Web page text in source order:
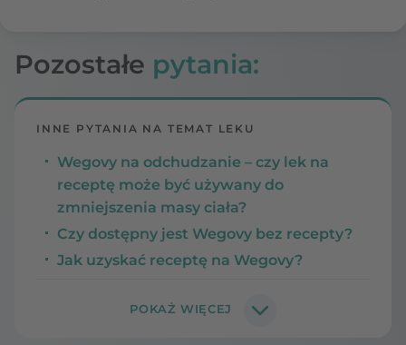
Pozostałe pytania:
INNE PYTANIA NA TEMAT LEKU
Wegovy na odchudzanie – czy lek na
receptę może być używany do
zmniejszenia masy ciała?
Czy dostępny jest Wegovy bez recepty?
Jak uzyskać receptę na Wegovy?